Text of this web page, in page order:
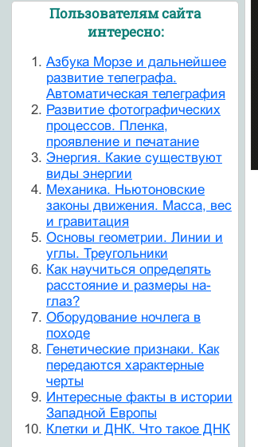
Пользователям сайта
интересно:
Азбука Морзе и дальнейшее
развитие телеграфа.
Автоматическая телеграфия
Развитие фотографических
процессов. Пленка,
проявление и печатание
Энергия. Какие существуют
виды энергии
Механика. Ньютоновские
законы движения. Масса, вес
и гравитация
Основы геометрии. Линии и
углы. Треугольники
Как научиться определять
расстояние и размеры на-
глаз?
Оборудование ночлега в
походе
Генетические признаки. Как
передаются характерные
черты
Интересные факты в истории
Западной Европы
Клетки и ДНК. Что такое ДНК